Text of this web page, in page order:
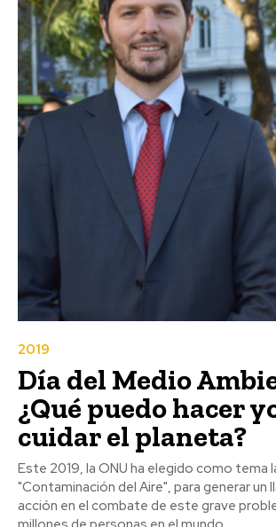
2019
Día del Medio
¿Qué puedo hacer
cuidar el planeta?
Este 2019, la ONU ha elegido como tema
"Contaminación del Aire", para generar un
acción en el combate de este grave